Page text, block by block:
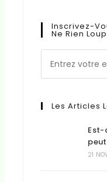
Inscrivez-
Ne Rien
Les Articles
Est-
21